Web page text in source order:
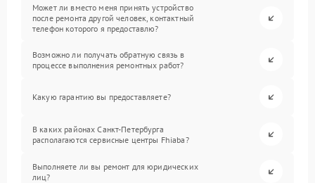
Может ли вместо меня принять устройство
после ремонта другой человек, контактный
телефон которого я предоставлю?
Возможно ли получать обратную связь в
процессе выполнения ремонтных работ?
Какую гарантию вы предоставляете?
В каких районах Санкт-Петербурга
располагаются сервисные центры Fhiaba?
Выполняете ли вы ремонт для юридических
лиц?